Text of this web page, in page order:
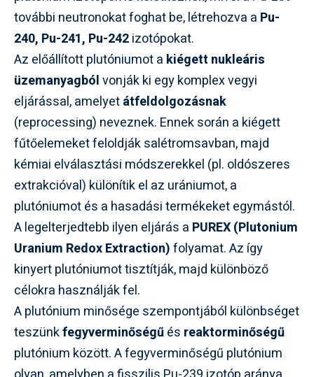
további neutronokat foghat be, létrehozva a Pu-
240, Pu-241, Pu-242izotópokat.
Az előállított plutóniumot a kiégett nukleáris
üzemanyagbólvonják ki egy komplex vegyi
eljárással, amelyetátfeldolgozásnak
(reprocessing) neveznek. Ennek során a kiégett
fűtőelemeket feloldják salétromsavban, majd
kémiai elválasztási módszerekkel (pl. oldószeres
extrakcióval) különítik el az urániumot, a
plutóniumot és a hasadási termékeket egymástól.
A legelterjedtebb ilyen eljárás a PUREX (Plutonium
Uranium Redox Extraction)folyamat. Az így
kinyert plutóniumot tisztítják, majd különböző
célokra használják fel.
A plutónium minősége szempontjából különbséget
teszünkfegyverminőségűés reaktorminőségű
plutónium között. A fegyverminőségű plutónium